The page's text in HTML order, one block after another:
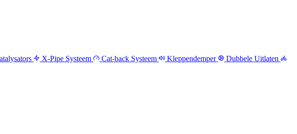
X-Pipe Systeem Cat-back Systeem Kleppendemper
Dubbele Uitlaten